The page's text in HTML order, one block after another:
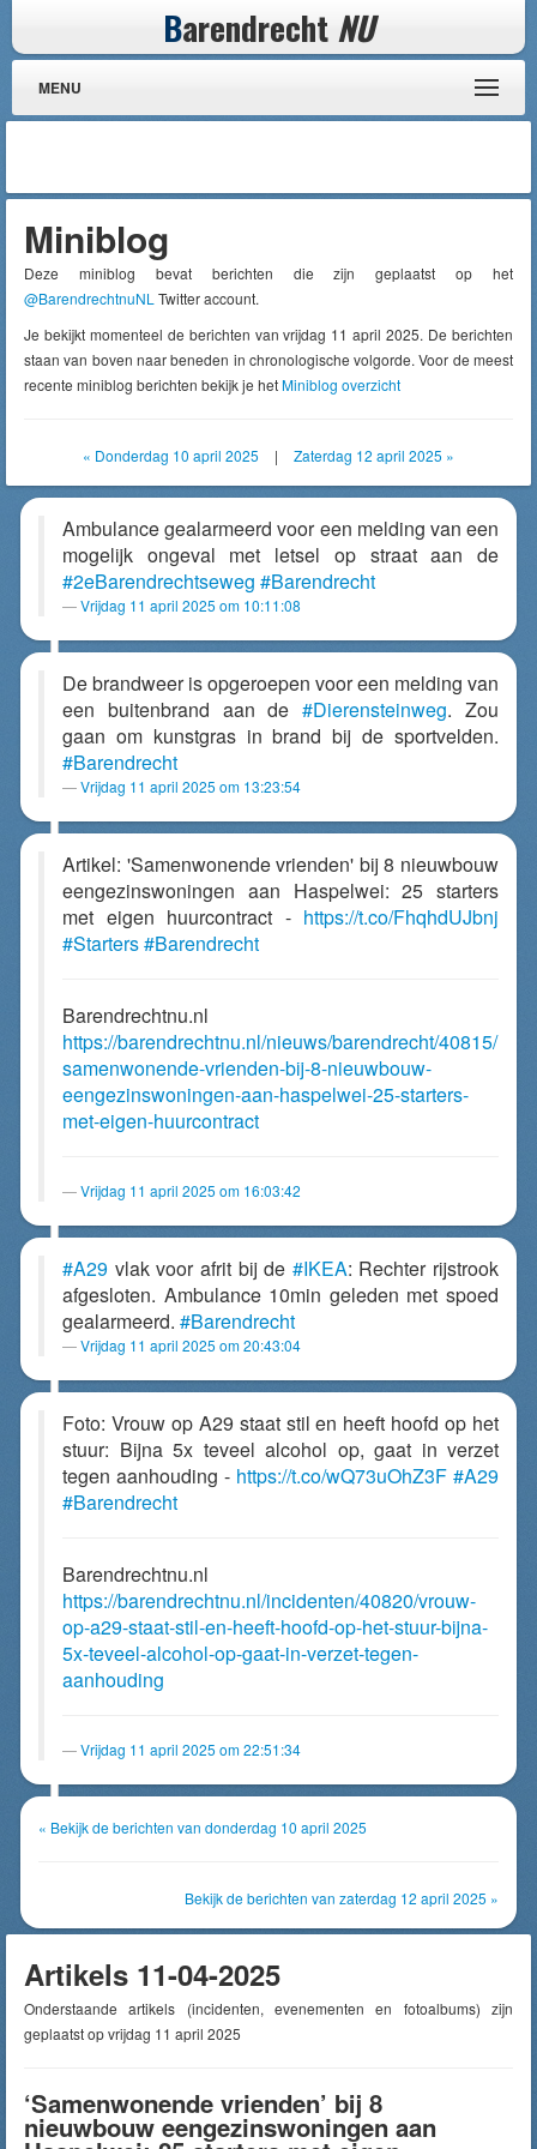
Barendrecht NU
MENU
Miniblog
Deze miniblog bevat berichten die zijn geplaatst op het
@BarendrechtnuNL Twitter account.
Je bekijkt momenteel de berichten van vrijdag 11 april 2025. De berichten
staan van boven naar beneden in chronologische volgorde. Voor de meest
recente miniblog berichten bekijk je hetMiniblog overzicht
« Donderdag 10 april 2025 | Zaterdag 12 april 2025 »
Ambulance gealarmeerd voor een melding van een
mogelijk ongeval met letsel op straat aan de
#2eBarendrechtseweg #Barendrecht
Vrijdag 11 april 2025 om 10:11:08
De brandweer is opgeroepen voor een melding van
een buitenbrand aan de#Dierensteinweg. Zou
gaan om kunstgras in brand bij de sportvelden.
#Barendrecht
Vrijdag 11 april 2025 om 13:23:54
Artikel: 'Samenwonende vrienden' bij 8 nieuwbouw
eengezinswoningen aan Haspelwei: 25 starters
met eigen huurcontract - https://t.co/FhqhdUJbnj
#Starters#Barendrecht
Barendrechtnu.nl
https://barendrechtnu.nl/nieuws/barendrecht/40815/
samenwonende-vrienden-bij-8-nieuwbouw-
eengezinswoningen-aan-haspelwei-25-starters-
met-eigen-huurcontract
Vrijdag 11 april 2025 om 16:03:42
#A29 vlak voor afrit bij de #IKEA: Rechter rijstrook
afgesloten. Ambulance 10min geleden met spoed
gealarmeerd. #Barendrecht
Vrijdag 11 april 2025 om 20:43:04
Foto: Vrouw op A29 staat stil en heeft hoofd op het
stuur: Bijna 5x teveel alcohol op, gaat in verzet
tegen aanhouding - https://t.co/wQ73uOhZ3F #A29
#Barendrecht
Barendrechtnu.nl
https://barendrechtnu.nl/incidenten/40820/vrouw-
op-a29-staat-stil-en-heeft-hoofd-op-het-stuur-bijna-
5x-teveel-alcohol-op-gaat-in-verzet-tegen-
aanhouding
Vrijdag 11 april 2025 om 22:51:34
« Bekijk de berichten van donderdag 10 april 2025
Bekijk de berichten van zaterdag 12 april 2025 »
Artikels 11-04-2025
Onderstaande artikels (incidenten, evenementen en fotoalbums) zijn
geplaatst op vrijdag 11 april 2025
‘Samenwonende vrienden’ bij 8
nieuwbouw eengezinswoningen aan